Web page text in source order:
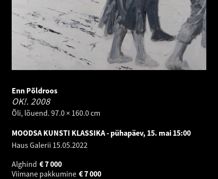
Enn Põldroos
OK!. 2008
Õli, lõuend. 97.0 × 160.0 cm
MOODSA KUNSTI KLASSIKA - pühapäev, 15. mai 15:00
Haus Galerii 15.05.2022
Alghind
7 000
€
Viimane pakkumine
7 000
€